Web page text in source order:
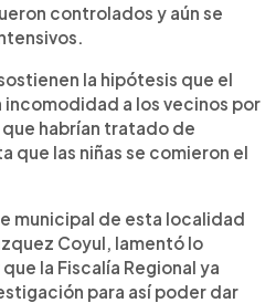
controlados y aún se
la hipótesis que el
incomodidad a los vecinos por
habrían tratado de
que las niñas se comieron el
municipal de esta localidad
Coyul, lamentó lo
la Fiscalía Regional ya
para así poder dar